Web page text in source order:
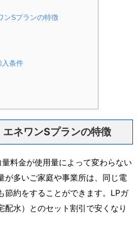
ンSプランの特徴
入条件
ネワンSプランの特徴
料金が使用量によって変わらない
が多いご家庭や事業所は、同じ電
節約をすることができます。LPガ
配水）とのセット割引で安くなり